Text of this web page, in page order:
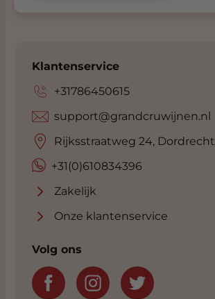
Klantenservice
+31786450615
+31(0)610834396
support@grandcruwijnen.nl
Rijksstraatweg 24, Dordrecht
Zakelijk
Onze klantenservice
Volg ons